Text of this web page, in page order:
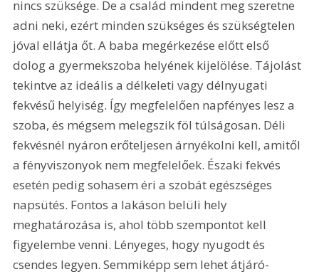
nincs szüksége. De a család mindent meg szeretne
adni neki, ezért minden szükséges és szükségtelen
jóval ellátja őt. A baba megérkezése előtt első
dolog a gyermekszoba helyének kijelölése. Tájolást
tekintve az ideális a délkeleti vagy délnyugati
fekvésű helyiség. Így megfelelően napfényes lesz a
szoba, és mégsem melegszik föl túlságosan. Déli
fekvésnél nyáron erőteljesen árnyékolni kell, amitől
a fényviszonyok nem megfelelőek. Északi fekvés
esetén pedig sohasem éri a szobát egészséges
napsütés. Fontos a lakáson belüli hely
meghatározása is, ahol több szempontot kell
figyelembe venni. Lényeges, hogy nyugodt és
csendes legyen. Semmiképp sem lehet átjáró-